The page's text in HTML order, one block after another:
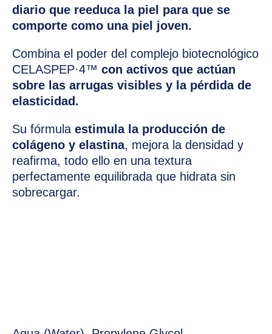
diario que reeduca la piel para que se
comporte como una piel joven.
Combina el poder del complejo biotecnológico
CELASPEP·4™ con activos que actúan
sobre las arrugas visibles y la pérdida de
elasticidad.
Su fórmula estimula la producción de
colágeno y elastina, mejora la densidad y
reafirma, todo ello en una textura
perfectamente equilibrada que hidrata sin
sobrecargar.